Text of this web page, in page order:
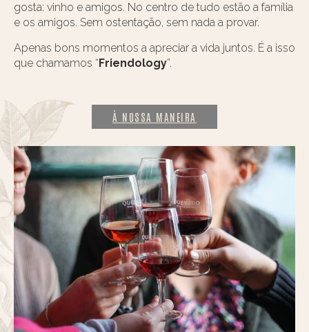
gosta: vinho e amigos. No centro de tudo estão a família
e os amigos. Sem ostentação, sem nada a provar.
Apenas bons momentos a apreciar a vida juntos. É a isso
que chamamos “Friendology”.
À NOSSA MANEIRA